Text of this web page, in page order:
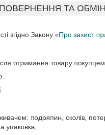
ПОВЕРНЕННЯ ТА ОБМІН
згідно Закону «Про захист
отримання товару покупцем.
подряпин, сколів,
упаковка;